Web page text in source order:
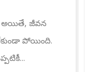
అయితే, జీవన
పోయింది.